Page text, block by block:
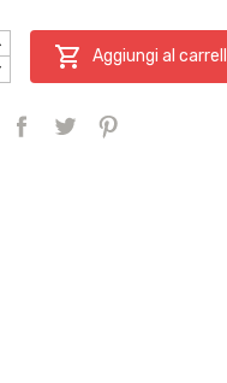
 Aggiungi al